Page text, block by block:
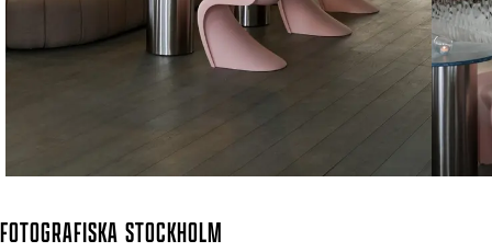
FOTOGRAFISKA STOCKHOLM